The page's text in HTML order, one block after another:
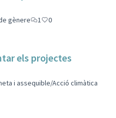
gènere 1 0
i assequible/Acció climàtica